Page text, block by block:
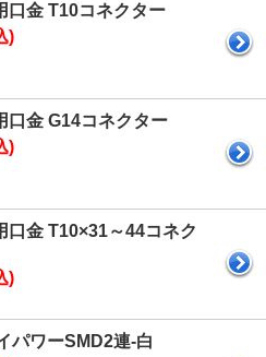
口金 T10コネクター
)
口金 G14コネクター
)
口金 T10×31～44コネク
)
パワーSMD2連-白